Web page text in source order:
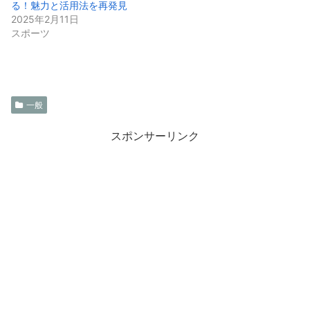
る！魅力と活用法を再発見
2025年2月11日
スポーツ
一般
スポンサーリンク